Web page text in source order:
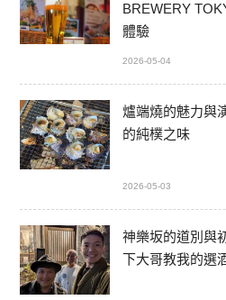
BREWERY
體驗
2026-05-04
爐端燒的魅力與
的純樸之味
2026-05-03
神樂坂的道別與
下大哥教我的選